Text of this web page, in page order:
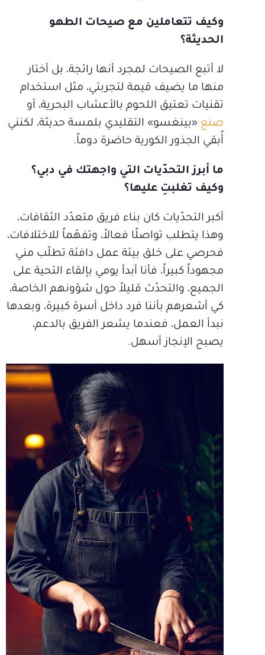
وكيف تتعاملين مع صيحات الطهو
الحديثة؟
لا أتبع الصيحات لمجرد أنها رائجة، بل أختار
منها ما يضيف قيمة لتجربتي، مثل استخدام
تقنيات تعتيق اللحوم بالأعشاب البحرية، أو
صنع «بينغسو» التقليدي بلمسة حديثة، لكنني
أُبقي الجذور الكورية حاضرة دوماً.
ما أبرز التحدّيات التي واجهتك في دبي؟
وكيف تغلبتِ عليها؟
أكبر التحدّيات كان بناء فريق متعدّد الثقافات،
وهذا يتطلب تواصلًا فعالاً، وتفهّماً للاختلافات،
فحرصي على خلق بيئة عمل دافئة تطلّب مني
مجهوداً كبيراً، فأنا أبدأ يومي بإلقاء التحية على
الجميع، والتحدّث قليلاً حول شؤونهم الخاصة،
كي أشعرهم بأننا فرد داخل أسرة كبيرة، وبعدها
نبدأ العمل، فعندما يشعر الفريق بالدعم،
يصبح الإنجاز أسهل.